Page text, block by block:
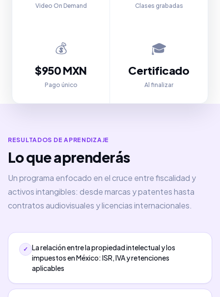
Video On Demand Clases grabadas
💰
$950 MXN
Pago único
🎓
Certificado
Al finalizar
RESULTADOS DE APRENDIZAJE
Lo que aprenderás
Un programa enfocado en el cruce entre fiscalidad y
activos intangibles: desde marcas y patentes hasta
contratos audiovisuales y licencias internacionales.
✓ La relación entre la propiedad intelectual y los
impuestos en México: ISR, IVA y retenciones
aplicables